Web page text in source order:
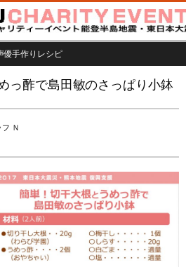
優手作りレシピ
っ酢で島田敏のさっぱり小鉢
Ｎ